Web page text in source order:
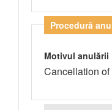
Procedură
Motivul anulării
Cancellation